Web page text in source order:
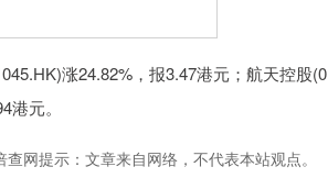
涨24.82%，报3.47港元；航天控股(0
元。
查网提示：文章来自网络，不代表本站观点。